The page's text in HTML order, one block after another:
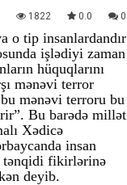
1822 0.0 0
o tip insanlardandır
işlədiyi zaman
hüquqlarını
mənəvi terror
mənəvi terroru bu
Bu barədə millət
Xədicə
insan
tənqidi fikirlərinə
deyib.